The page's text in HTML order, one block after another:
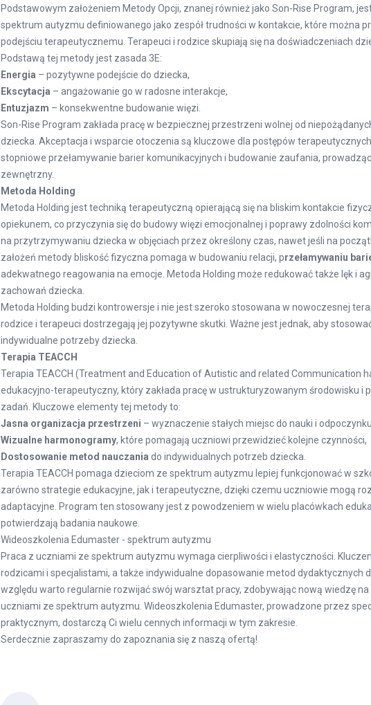
Podstawowym założeniem Metody Opcji, znanej również jako Son-Rise Program,
spektrum autyzmu definiowanego jako zespół trudności w kontakcie, które można
podejściu terapeutycznemu. Terapeuci i rodzice skupiają się na doświadczeniach
Podstawą tej metody jest zasada 3E:
Energia – pozytywne podejście do dziecka,
Ekscytacja – angażowanie go w radosne interakcje,
Entuzjazm – konsekwentne budowanie więzi.
Son-Rise Program zakłada pracę w bezpiecznej przestrzeni wolnej od
dziecka. Akceptacja i wsparcie otoczenia są kluczowe dla postępów
stopniowe przełamywanie barier komunikacyjnych i budowanie zaufania,
zewnętrzny.
Metoda Holding
Metoda Holding jest techniką terapeutyczną opierającą się na bliskim kontakcie
opiekunem, co przyczynia się do budowy więzi emocjonalnej i poprawy zdolności
na przytrzymywaniu dziecka w objęciach przez określony czas, nawet jeśli na
założeń metody bliskość fizyczna pomaga w budowaniu relacji, przełamywaniu
adekwatnego reagowania na emocje. Metoda Holding może redukować także lęk i
zachowań dziecka.
Metoda Holding budzi kontrowersje i nie jest szeroko stosowana w nowoczesnej
rodzice i terapeuci dostrzegają jej pozytywne skutki. Ważne jest jednak, aby
indywidualne potrzeby dziecka.
Terapia TEACCH
Terapia TEACCH (Treatment and Education of Autistic and related Communication
edukacyjno-terapeutyczny, który zakłada pracę w ustrukturyzowanym środowisku i
zadań. Kluczowe elementy tej metody to:
Jasna organizacja przestrzeni – wyznaczenie stałych miejsc do nauki i
Wizualne harmonogramy, które pomagają uczniowi przewidzieć kolejne czynności,
Dostosowanie metod nauczania do indywidualnych potrzeb dziecka.
Terapia TEACCH pomaga dzieciom ze spektrum autyzmu lepiej funkcjonować w
zarówno strategie edukacyjne, jak i terapeutyczne, dzięki czemu uczniowie mogą
adaptacyjne. Program ten stosowany jest z powodzeniem w wielu placówkach
potwierdzają badania naukowe.
Wideoszkolenia Edumaster - spektrum autyzmu
Praca z uczniami ze spektrum autyzmu wymaga cierpliwości i elastyczności.
rodzicami i specjalistami, a także indywidualne dopasowanie metod dydaktycznych
względu warto regularnie rozwijać swój warsztat pracy, zdobywając nową wiedzę
uczniami ze spektrum autyzmu. Wideoszkolenia Edumaster, prowadzone przez
praktycznym, dostarczą Ci wielu cennych informacji w tym zakresie.
Serdecznie zapraszamy do zapoznania się z naszą ofertą!